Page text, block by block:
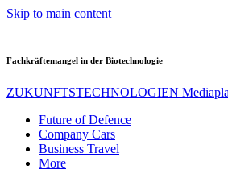
Skip to main content
Fachkräftemangel in der Biotechnologie
ZUKUNFTSTECHNOLOGIEN
Future of Defence
Company Cars
Business Travel
More